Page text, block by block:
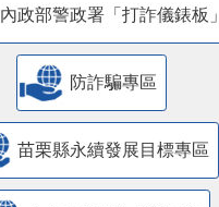
內政部警政署「打詐儀錶板」
防詐騙專區
苗栗縣永續發展目標專區